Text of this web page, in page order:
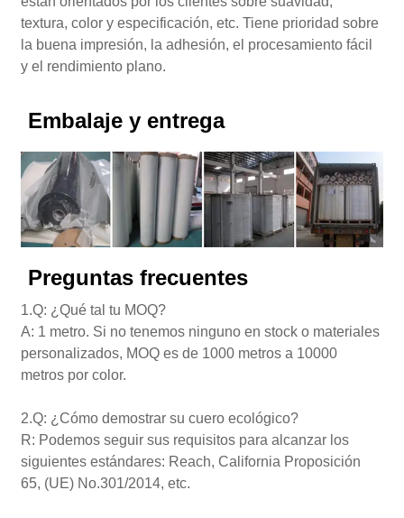
textura, color y especificación, etc. Tiene prioridad sobre
la buena impresión, la adhesión, el procesamiento fácil
y el rendimiento plano.
Embalaje y entrega
Preguntas frecuentes
1.Q: ¿Qué tal tu MOQ?
A: 1 metro. Si no tenemos ninguno en stock o materiales
personalizados, MOQ es de 1000 metros a 10000
metros por color.
2.Q: ¿Cómo demostrar su cuero ecológico?
R: Podemos seguir sus requisitos para alcanzar los
siguientes estándares: Reach, California Proposición
65, (UE) No.301/2014, etc.